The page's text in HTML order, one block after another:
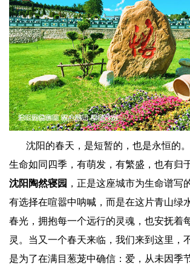
沈阳的春天，是短暂的，也是永恒的
生命如同四季，有萌发，有繁盛，也有归
沈阳 陶然寝园 ，正是这座城市为生命谱写
有选择在喧嚣中呐喊，而是在这片青山绿
春光，拥抱每一个远行的灵魂，也安抚着
灵。当又一个春天来临，我们来到这里，
是为了在满目葱茏中确信：爱，从未因季